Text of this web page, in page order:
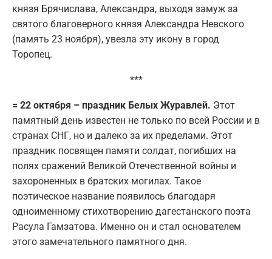
князя Брячислава, Александра, выходя замуж за
святого благоверного князя Александра Невского
(память 23 ноября), увезла эту икону в город
Торопец.
***
= 22 октября – праздник Белых Журавлей. Этот
памятный день известен не только по всей России и в
странах СНГ, но и далеко за их пределами. Этот
праздник посвящен памяти солдат, погибших на
полях сражений Великой Отечественной войны и
захороненных в братских могилах. Такое
поэтическое название появилось благодаря
одноименному стихотворению дагестанского поэта
Расула Гамзатова. Именно он и стал основателем
этого замечательного памятного дня.